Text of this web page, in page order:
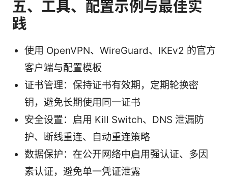
五、工具、配置示例与最佳实
践
使用 OpenVPN、WireGuard、IKEv2 的官方
客户端与配置模板
证书管理：保持证书有效期，定期轮换密
钥，避免长期使用同一证书
安全设置：启用 Kill Switch、DNS 泄漏防
护、断线重连、自动重连策略
数据保护：在公开网络中启用强认证、多因
素认证，避免单一凭证泄露